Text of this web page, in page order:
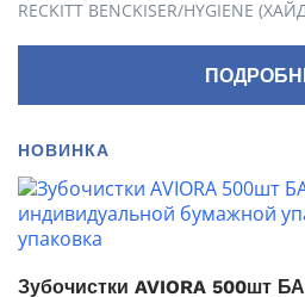
RECKITT BENCKISER/HYGIENE
НОВИНКА
Зубочистки AVIORA 500шт